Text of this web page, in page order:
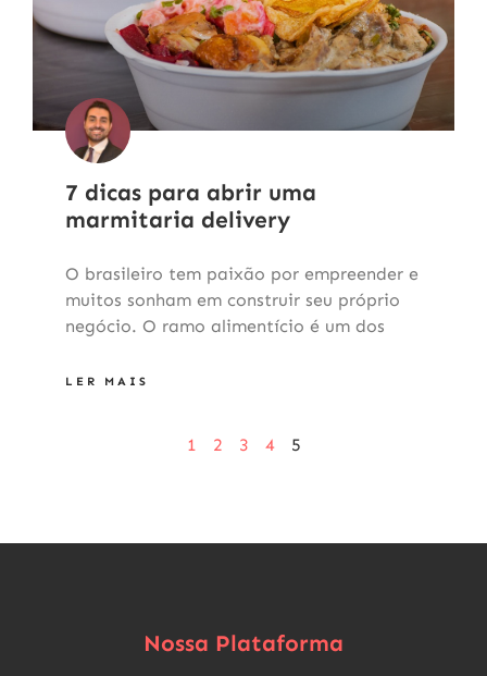
7 dicas para abrir uma
marmitaria delivery
O brasileiro tem paixão por empreender e
muitos sonham em construir seu próprio
negócio. O ramo alimentício é um dos
LER MAIS
1 2 3 4 5
Nossa Plataforma